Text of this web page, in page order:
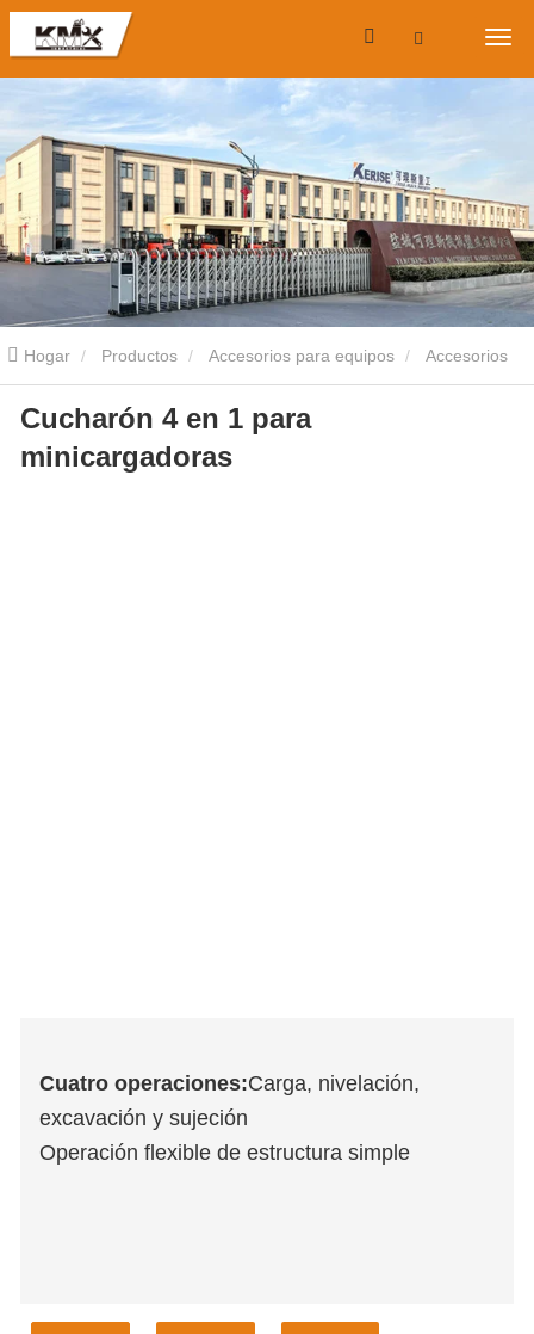
Hogar Productos Accesorios para equipos Accesorios
para minicargadoras Cucharón 4 en 1 para minicargadoras
Cucharón 4 en 1 para
minicargadoras
Cuatro operaciones:Carga, nivelación,
excavación y sujeción
Operación flexible de estructura simple